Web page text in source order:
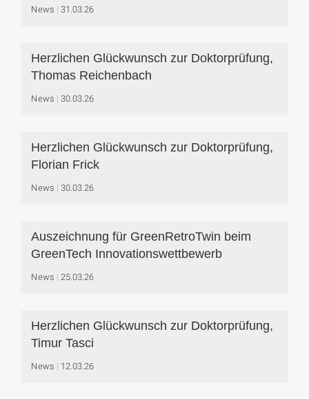
News 31.03.26
Herzlichen Glückwunsch zur Doktorprüfung,
Thomas Reichenbach
News 30.03.26
Herzlichen Glückwunsch zur Doktorprüfung,
Florian Frick
News 30.03.26
Auszeichnung für GreenRetroTwin beim
GreenTech Innovationswettbewerb
News 25.03.26
Herzlichen Glückwunsch zur Doktorprüfung,
Timur Tasci
News 12.03.26